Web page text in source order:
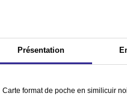
Présentation
Carte format de poche en similicuir